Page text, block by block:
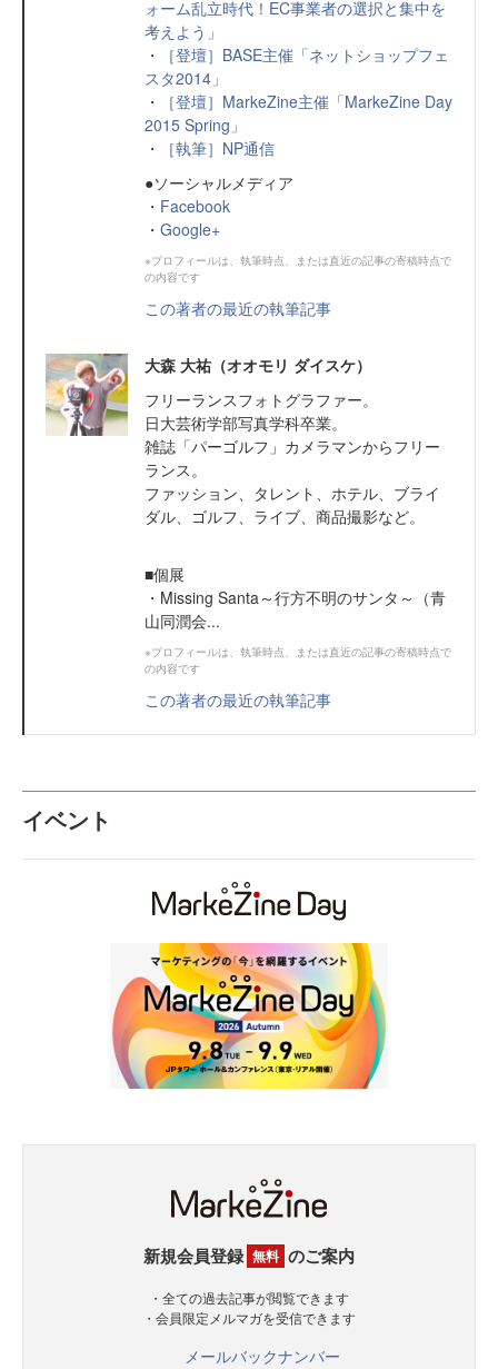
ォーム乱立時代！EC事業者の選択と集中を
考えよう」
・
［登壇］BASE主催「ネットショップフェ
スタ2014」
・
［登壇］MarkeZine主催「MarkeZine Day
2015 Spring」
・
［執筆］NP通信
●ソーシャルメディア
・ Facebook
・ Google+
※プロフィールは、執筆時点、または直近の記事の寄稿時点で
の内容です
この著者の最近の執筆記事
大森 大祐（オオモリ ダイスケ）
フリーランスフォトグラファー。
日大芸術学部写真学科卒業。
雑誌「パーゴルフ」カメラマンからフリー
ランス。
ファッション、タレント、ホテル、ブライ
ダル、ゴルフ、ライブ、商品撮影など。
■個展
・Missing Santa～行方不明のサンタ～（青
山同潤会...
※プロフィールは、執筆時点、または直近の記事の寄稿時点で
の内容です
この著者の最近の執筆記事
イベント
新規会員登録 無料 のご案内
・全ての過去記事が閲覧できます
・会員限定メルマガを受信できます
メールバックナンバー